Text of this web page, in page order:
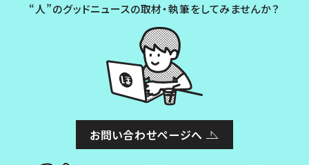
“人”のグッドニュースの取材・執筆をしてみませんか？
お問い合わせページへ